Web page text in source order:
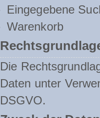
Eingegebene
Warenkorb
Die
Daten unter
DSGVO.